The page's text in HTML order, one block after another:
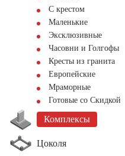
С крестом
Маленькие
Эксклюзивные
Часовни и Голгофы
Кресты из гранита
Европейские
Мраморные
Готовые со Скидкой
Комплексы
Цоколя